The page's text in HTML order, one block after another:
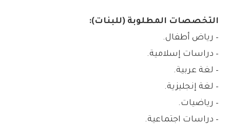
التخصصات المطلوبة (للبنات):
– رياض أطفال.
– دراسات إسلامية.
– لغة عربية.
– لغة إنجليزية.
– رياضيات.
– دراسات اجتماعية.